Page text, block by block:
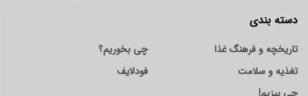
دسته بندی
تاریخچه و فرهنگ غذا
تغذیه و سلامت
چی بخوریم؟
فودلایف